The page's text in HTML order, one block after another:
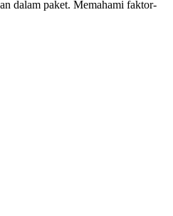
dalam paket. Memahami faktor-